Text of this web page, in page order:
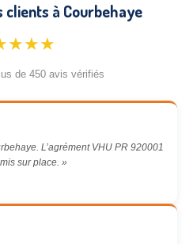
clients à Courbehaye
de 450 avis vérifiés
L’agrément VHU PR 920001
sur place. »